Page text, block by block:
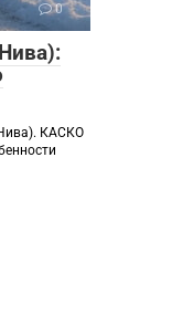
0
КАСКО